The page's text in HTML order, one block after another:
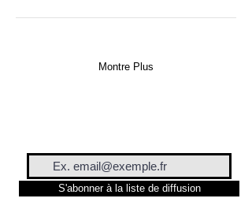
Montre Plus
S'abonner à la liste de diffusion